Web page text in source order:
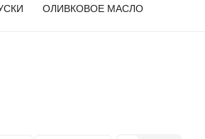
ОЛИВКОВОЕ МАСЛО